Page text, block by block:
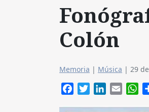
Colón
Memoria | Música | 29
FacebookTwitterLinkedIn
Email